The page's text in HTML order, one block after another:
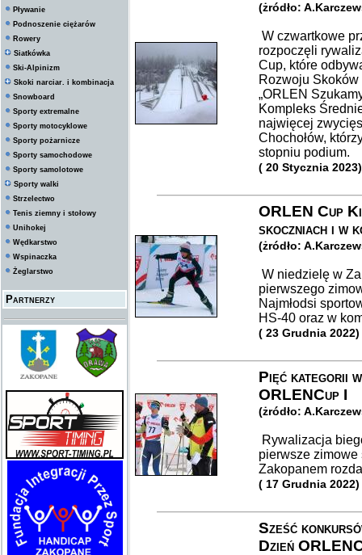
Pływanie
Podnoszenie ciężarów
Rowery
Siatkówka
Ski-Alpinizm
Skoki narciar. i kombinacja
Snowboard
Sporty extremalne
Sporty motocyklowe
Sporty pożarnicze
Sporty samochodowe
Sporty samolotowe
Sporty walki
Strzelectwo
Tenis ziemny i stołowy
Unihokej
Wędkarstwo
Wspinaczka
Żeglarstwo
Partnerzy
(żródło:
W czwartkowe
rozpoczęli
Cup, które
Rozwoju
„ORLEN
Kompleks
najwięcej
Chochołów,
stopniu podium.
( 20 Stycznia 2023)
ORLEN Cup
skoczniach i w
(żródło:
W niedzielę w
pierwszego
Najmłodsi
HS-40 oraz w
( 23 Grudnia 2022)
Pięć kategorii
ORLENCup I
(żródło:
Rywalizacja
pierwsze zimowe
Zakopanem
( 17 Grudnia 2022)
Sześć
Dzień